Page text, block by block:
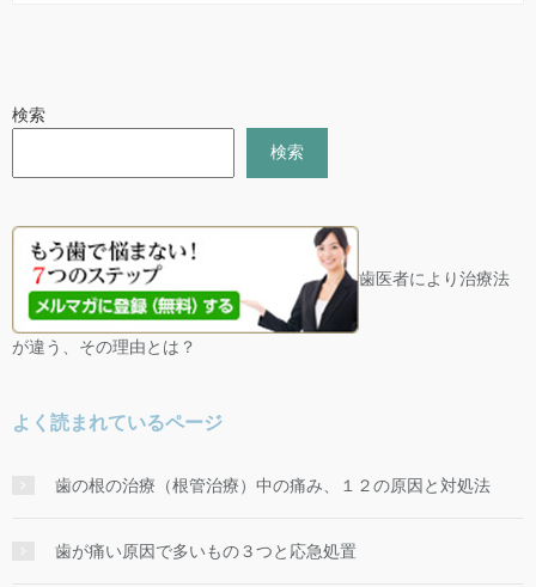
検索
検索
歯医者により治療法
が違う、その理由とは？
よく読まれているページ
歯の根の治療（根管治療）中の痛み、１２の原因と対処法
歯が痛い原因で多いもの３つと応急処置